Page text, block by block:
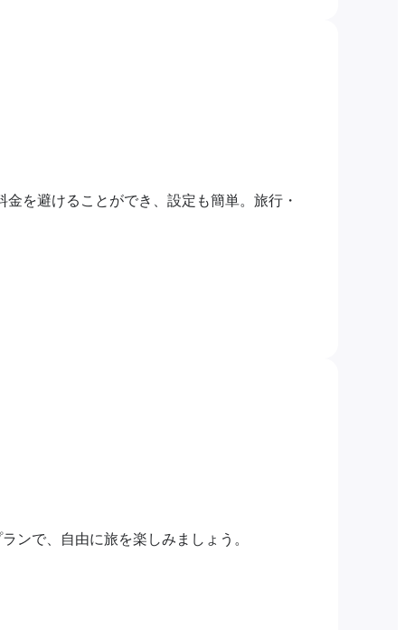
を避けることができ、設定も簡単。旅行・
ンで、自由に旅を楽しみましょう。